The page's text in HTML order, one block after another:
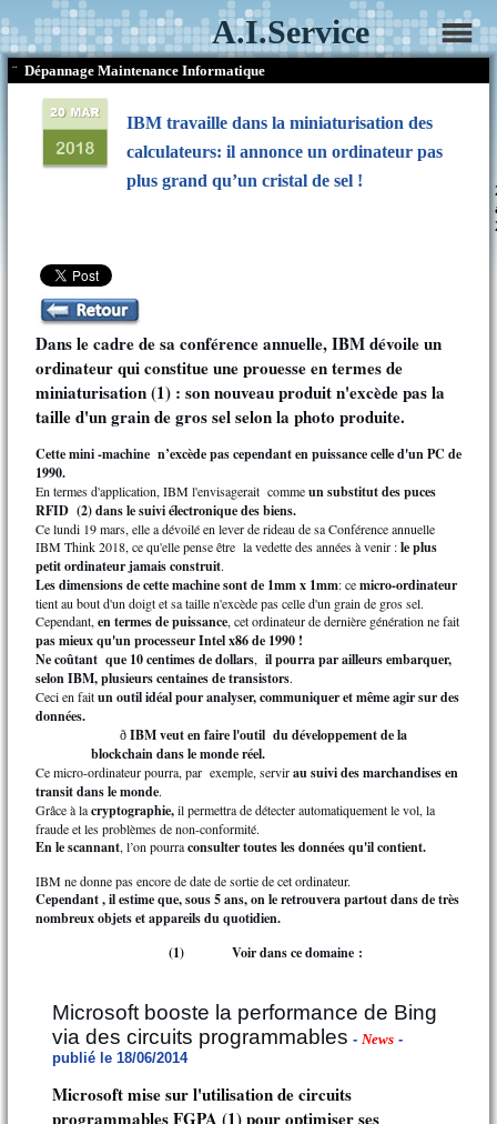
A.I.Service
¨ Dépannage Maintenance Informatique
IBM travaille dans la miniaturisation des
calculateurs: il annonce un ordinateur pas
plus grand qu’un cristal de sel !
Dans le cadre de sa conférence annuelle, IBM dévoile un
ordinateur qui constitue une prouesse en termes de
miniaturisation (1) : son nouveau produit n'excède pas la
taille d'un grain de gros sel selon la photo produite.
Cette mini -machine n’excède pas cependant en puissance celled'un PC de
1990.
En termes d'application, IBM l'envisagerait commeun substitut des puces
RFID (2) dans le suivi électronique des biens.
Ce lundi 19 mars, elle a dévoilé en lever de rideau de sa Conférence annuelle
IBM Think 2018, ce qu'elle pense être la vedette des années à venir :le plus
petit ordinateur jamais construit.
Les dimensions de cette machine sont de 1mm x 1mm: cemicro-ordinateur
tient au bout d'un doigt et sa taille n'excède pas celle d'un grain de gros sel.
Cependant, en termes de puissance, cet ordinateur de dernière génération ne fait
pas mieux qu'un processeur Intel x86 de 1990 !
Ne coûtant que 10 centimes de dollars, il pourra par ailleurs embarquer,
selon IBM, plusieurs centaines de transistors.
Ceci en faitun outil idéal pour analyser, communiquer et même agir sur des
données.
ð IBM veut en faire l'outil du développement de la
blockchain dans le monde réel.
Ce micro-ordinateur pourra, par exemple, servirau suivi des marchandises en
transit dans le monde.
Grâce à lacryptographie,il permettra de détecter automatiquement le vol, la
fraude et les problèmes de non-conformité.
En le scannant, l’on pourraconsulter toutes les données qu'il contient.
IBM ne donne pas encore de date de sortie de cet ordinateur.
Cependant , il estime que, sous 5 ans, on le retrouvera partout dans de très
nombreux objets et appareils du quotidien.
(1) Voir dans ce domaine :
Microsoft booste la performance de Bing
via des circuits programmables - News -
publié le 18/06/2014
Microsoft mise sur l'utilisation de circuits
programmables FGPA (1) pour optimiser ses